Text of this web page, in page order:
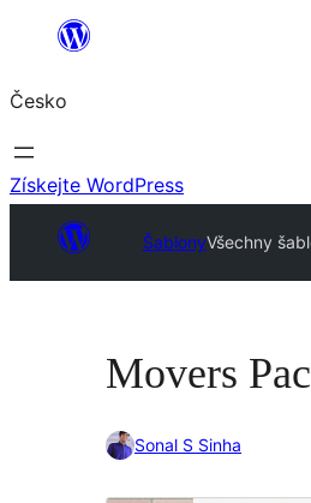
Přeskočit
obsah
Česko
Získejte WordPress
ŠablonyVšechny
Movers
Sonal S Sinha